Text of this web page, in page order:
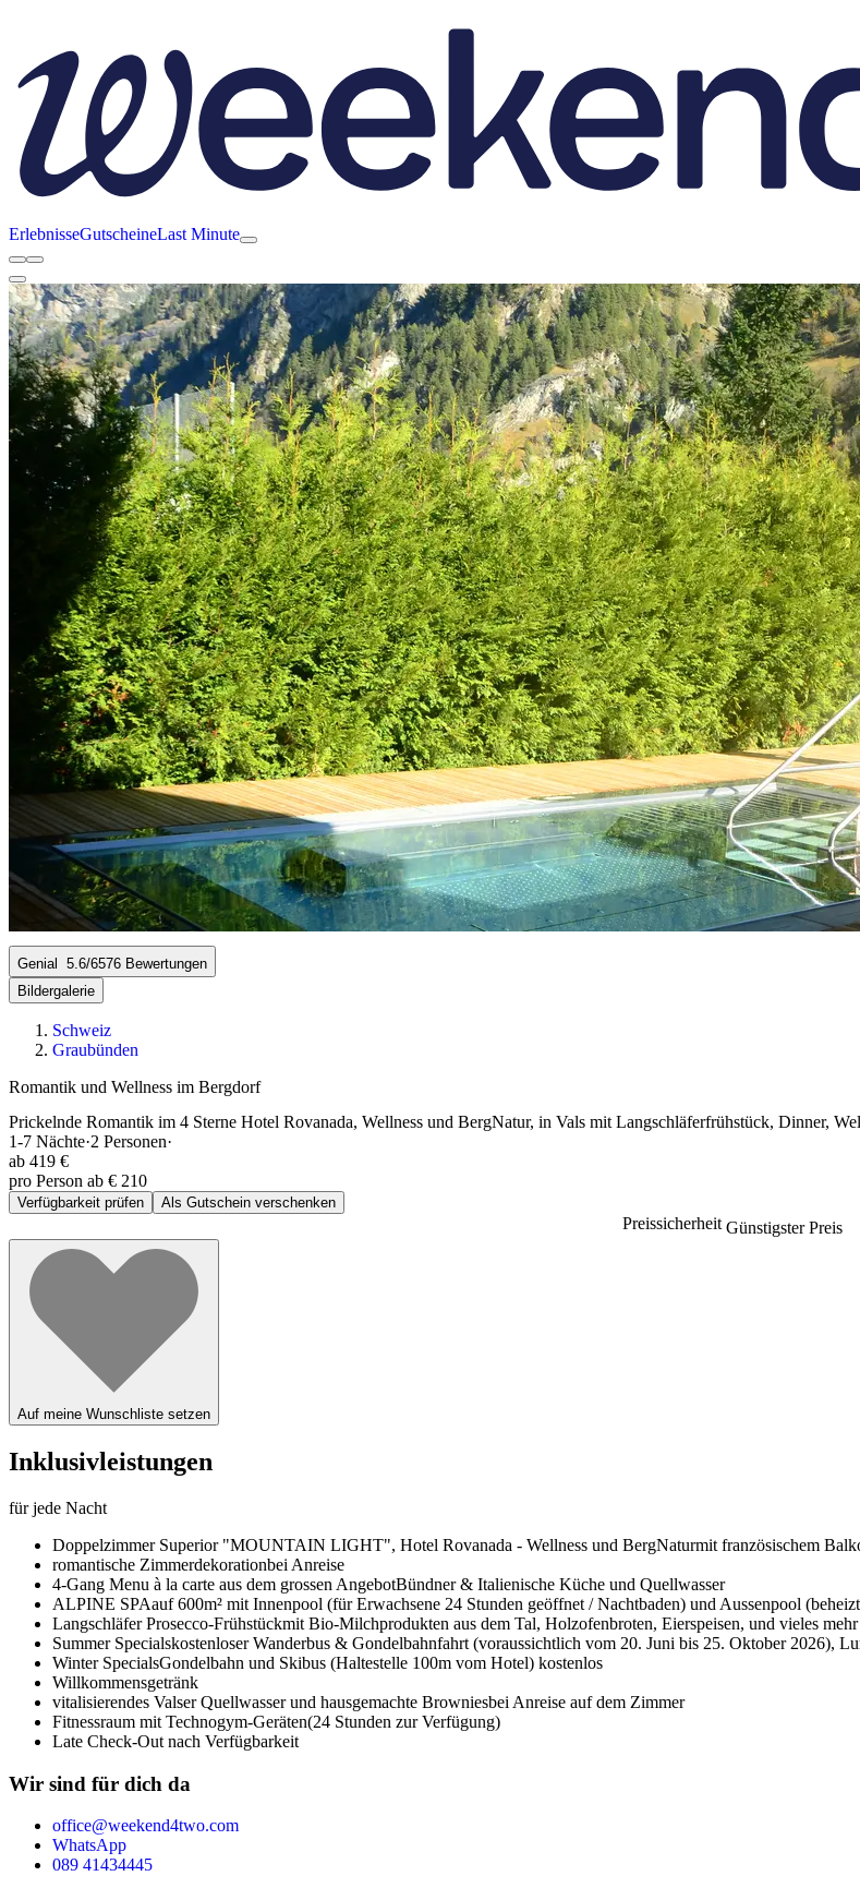
ErlebnisseGutscheineLast Minute
Genial 5.6/6576 Bewertungen
Bildergalerie
Schweiz
Graubünden
Romantik und Wellness im Bergdorf
Prickelnde Romantik im 4 Sterne Hotel Rovanada, Wellness und BergNatur, in Vals mit Langschläferfrühstück, Dinner,
1-7 Nächte·2 Personen·
ab 419 €
pro Person ab € 210
Verfügbarkeit prüfen Als Gutschein verschenken
Preissicherheit Günstigster Preis
Auf meine Wunschliste setzen
Inklusivleistungen
für jede Nacht
Doppelzimmer Superior "MOUNTAIN LIGHT", Hotel Rovanada - Wellness und BergNaturmit französischem
romantische Zimmerdekorationbei Anreise
4-Gang Menu à la carte aus dem grossen AngebotBündner & Italienische Küche und Quellwasser
ALPINE SPAauf 600m² mit Innenpool (für Erwachsene 24 Stunden geöffnet / Nachtbaden) und Aussenpool
Langschläfer Prosecco-Frühstückmit Bio-Milchprodukten aus dem Tal, Holzofenbroten, Eierspeisen, und vieles
Summer Specialskostenloser Wanderbus & Gondelbahnfahrt (voraussichtlich vom 20. Juni bis 25. Oktober 2026),
Winter SpecialsGondelbahn und Skibus (Haltestelle 100m vom Hotel) kostenlos
Willkommensgetränk
vitalisierendes Valser Quellwasser und hausgemachte Browniesbei Anreise auf dem Zimmer
Fitnessraum mit Technogym-Geräten(24 Stunden zur Verfügung)
Late Check-Out nach Verfügbarkeit
Wir sind für dich da
office@weekend4two.com
WhatsApp
089 41434445